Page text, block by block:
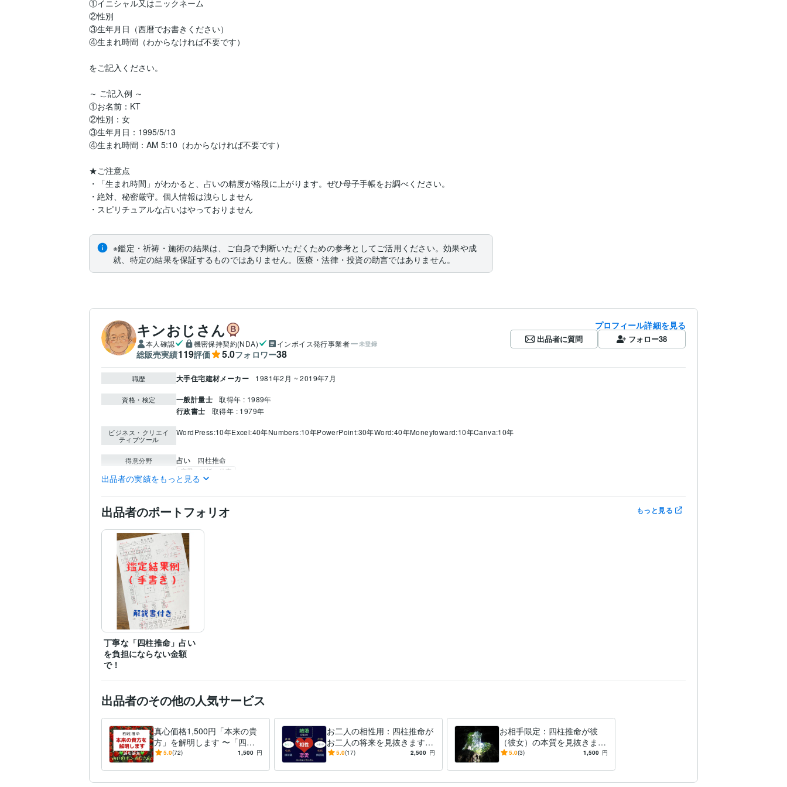
①イニシャル又はニックネーム
②性別
③生年月日（西暦でお書きください）
④生まれ時間（わからなければ不要です）
をご記入ください。
～ ご記入例 ～
①お名前：KT
②性別：女
③生年月日：1995/5/13
④生まれ時間：AM 5:10（わからなければ不要です）
★ご注意点
・「生まれ時間」がわかると、占いの精度が格段に上がります。ぜひ母子手帳をお調べください。
・絶対、秘密厳守。個人情報は洩らしません
※鑑定・祈祷・施術の結果は、ご自身で判断いただくための参考としてご活用ください。効果や成
就、特定の結果を保証するものではありません。医療・法律・投資の助言ではありません。
キンおじさん
本人確認 機密保持契約(NDA) インボイス発行事業者 未登録
総販売実績119評価 5.0フォロワー38
プロフィール詳細を見る
出品者に質問 フォロー38
職歴 大手住宅建材メーカー 1981年2月 ~ 2019年7月
資格・検定 一般計量士 取得年 : 1989年
行政書士 取得年 : 1979年
ビジネス・クリエイ
ティブツール
WordPress:10年Excel:40年Numbers:10年PowerPoint:30年Word:40年Moneyfoward:10年Canva:10年
得意分野 占い 四柱推命
恋愛、結婚、仕事
語学力 英語 日常会話レベル
出品者の実績をもっと見る
出品者のポートフォリオ もっと見る
丁寧な「四柱推命」占い
を負担にならない金額
で！
出品者のその他の人気サービス
真心価格1,500円「本来の貴
方」を解明します 〜「四柱
推命」で貴方の「良さ」と
5.0(72) 1,500 円
お二人の相性用：四柱推命が
お二人の将来を見抜きます
あなたに不足しているものを
5.0(17) 2,500 円
お相手限定：四柱推命が彼
（彼女）の本質を見抜きます
客観的にお相手の性格や考え
5.0(3) 1,500 円